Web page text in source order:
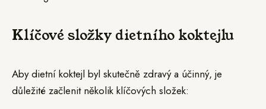
Klíčové složky dietního koktejlu
Aby dietní koktejl byl skutečně zdravý a účinný, je
důležité začlenit několik klíčových složek: